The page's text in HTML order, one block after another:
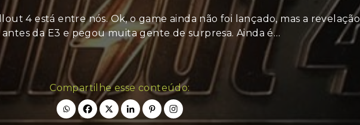
4 está entre nós. Ok, o game ainda não foi lançado, mas a revelação
da E3 e pegou muita gente de surpresa. Ainda é…
Compartilhe esse conteúdo: